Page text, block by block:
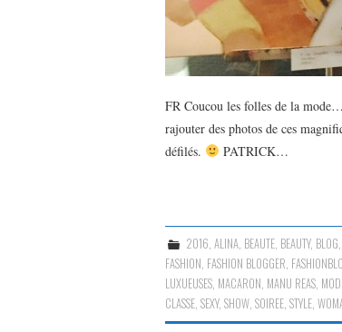
FR Coucou les folles de la
rajouter des photos de ces
défilés.
PATRICK…
2016 ,ALINA BEAUTE BEAUTY, BLOG
FASHION FASHION BLOGGER
LUXUEUSES MACARON MANU REAS
CLASSE SEXY, SHOW SOIREE STYLE